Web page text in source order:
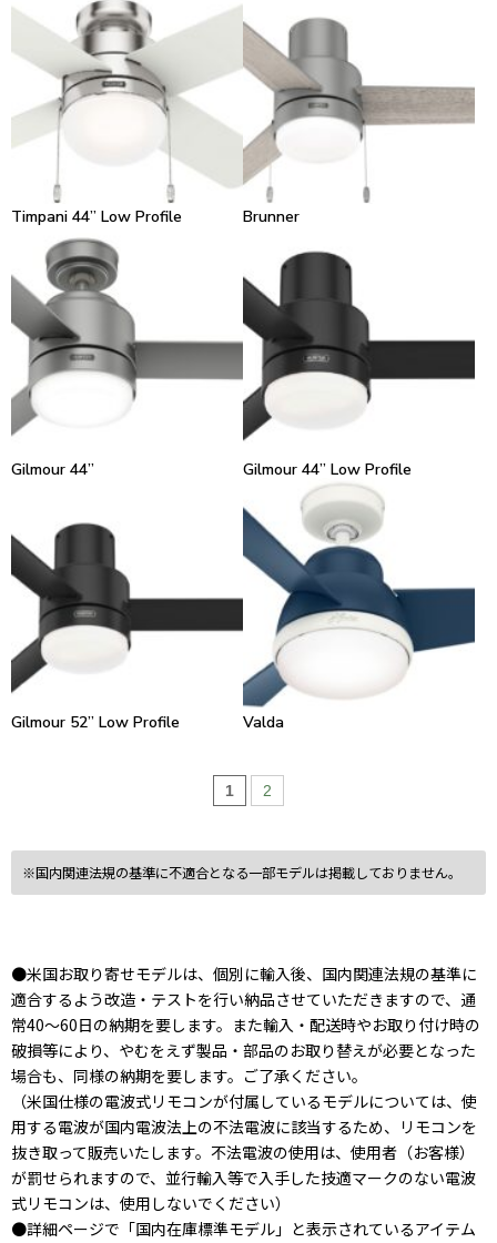
Timpani 44” Low Profile Brunner
Gilmour 44” Gilmour 44” Low Profile
Gilmour 52” Low Profile Valda
1 2
※国内関連法規の基準に不適合となる一部モデルは掲載しておりません。
●米国お取り寄せモデルは、個別に輸入後、国内関連法規の基準に
適合するよう改造・テストを行い納品させていただきますので、通
常40～60日の納期を要します。また輸入・配送時やお取り付け時の
破損等により、やむをえず製品・部品のお取り替えが必要となった
場合も、同様の納期を要します。ご了承ください。
（米国仕様の電波式リモコンが付属しているモデルについては、使
用する電波が国内電波法上の不法電波に該当するため、リモコンを
抜き取って販売いたします。不法電波の使用は、使用者（お客様）
が罰せられますので、並行輸入等で入手した技適マークのない電波
式リモコンは、使用しないでください）
●詳細ページで「国内在庫標準モデル」と表示されているアイテム